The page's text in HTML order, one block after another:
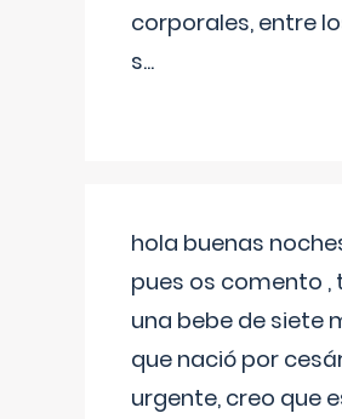
corporales, entre
s...
hola buenas
pues os comento ,
una bebe de siete
que nació por
urgente, creo que